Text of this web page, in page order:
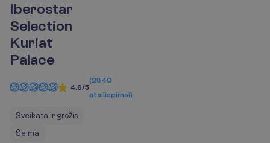
Iberostar
Selection
Kuriat
Palace
4.6/5
(2840
atsiliepimai)
Sveikata ir grožis
Šeima